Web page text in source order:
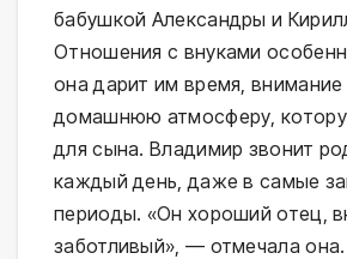
бабушкой Александры и
Отношения с внуками
она дарит им время,
домашнюю атмосферу,
для сына. Владимир звонит
каждый день, даже в самые
периоды. «Он хороший отец,
заботливый», — отмечала она.